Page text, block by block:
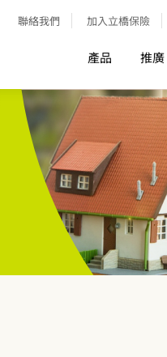
聯絡我們 加入立橋保險
產品 推廣